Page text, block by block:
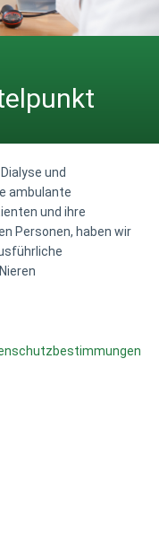
und
ambulante
und ihre
Personen, haben wir